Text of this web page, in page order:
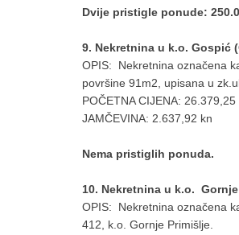
Dvije pristigle ponude:
9. Nekretnina u k.o. Gospić
OPIS: Nekretnina označena
površine 91m2, upisana u
POČETNA CIJENA: 26.379,25
JAMČEVINA: 2.637,92 kn
Nema pristiglih ponuda.
10. Nekretnina u k.o.
OPIS: Nekretnina označena
412, k.o. Gornje Primišlje.